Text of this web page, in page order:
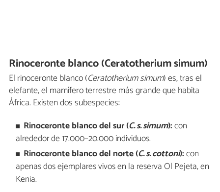
Rinoceronte blanco (Ceratotherium simum)
El rinoceronte blanco (Ceratotherium simum) es, tras el
elefante, el mamífero terrestre más grande que habita
África. Existen dos subespecies:
Rinoceronte blanco del sur (C. s. simum):con
alrededor de 17.000–20.000 individuos.
Rinoceronte blanco del norte (C. s. cottoni):con
apenas dos ejemplares vivos en la reserva Ol Pejeta, en
Kenia.